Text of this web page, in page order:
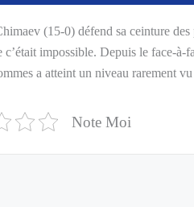
(15-0) défend sa ceinture
c’était impossible. Depuis le face-
a atteint un niveau rarement
Note Moi